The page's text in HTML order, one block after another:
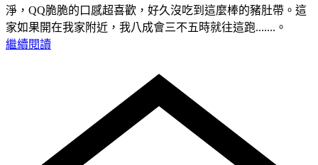
淨，QQ脆脆的口感超喜歡，好久沒吃到這麼棒的豬肚帶。這
家如果開在我家附近，我八成會三不五時就往這跑.......。
繼續閱讀